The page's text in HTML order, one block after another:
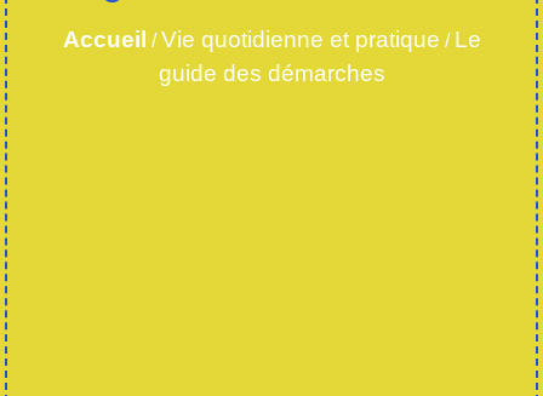
Accueil /Vie quotidienne et pratique / Le
guide des démarches